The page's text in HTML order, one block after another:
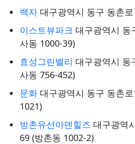
백자 대구광역시 동구 동촌
이스트뷰파크 대구광역시 동
사동 1000-39)
효성그린밸리 대구광역시 동
사동 756-452)
문화 대구광역시 동구 동촌
1021)
방촌유선아덴힐즈 대구광역
69 (방촌동 1002-2)